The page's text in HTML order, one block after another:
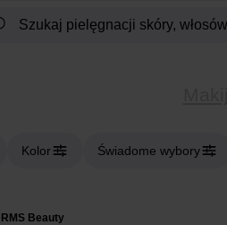
Kolor Świadome wybory
RMS Beauty